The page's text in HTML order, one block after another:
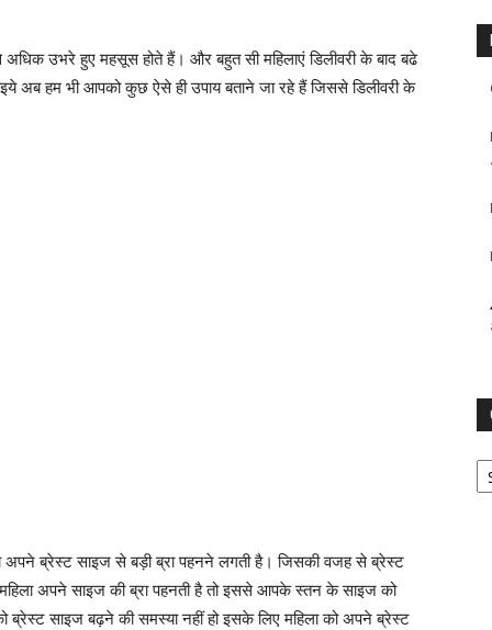
उभरे हुए महसूस होते हैं। और बहुत सी महिलाएं डिलीवरी के बाद बढे
अब हम भी आपको कुछ ऐसे ही उपाय बताने जा रहे हैं जिससे डिलीवरी के
अपने ब्रेस्ट साइज से बड़ी ब्रा पहनने लगती है। जिसकी वजह से ब्रेस्ट
अपने साइज की ब्रा पहनती है तो इससे आपके स्तन के साइज को
ब्रेस्ट साइज बढ़ने की समस्या नहीं हो इसके लिए महिला को अपने ब्रेस्ट